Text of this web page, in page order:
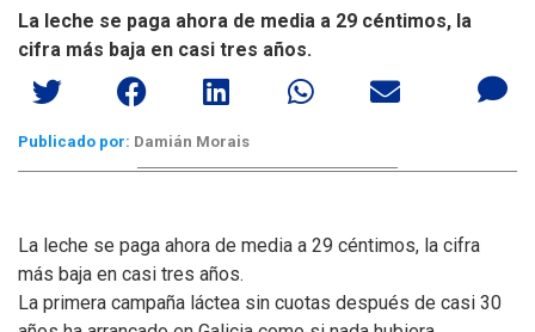
La leche se paga ahora de media a 29 céntimos, la
cifra más baja en casi tres años.
Publicado por: Damián Morais
La leche se paga ahora de media a 29 céntimos, la cifra
más baja en casi tres años.
La primera campaña láctea sin cuotas después de casi 30